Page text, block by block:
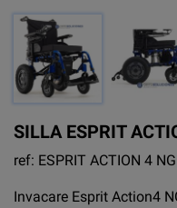
SILLA ESPRIT
ref: ESPRIT ACTION 4 NG
Invacare Esprit Action4